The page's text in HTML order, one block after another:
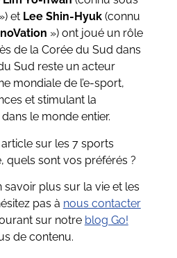
et Lee Shin-Hyuk(connu
») ont joué un rôle
de la Corée du Sud dans
Sud reste un acteur
mondiale de l’e-sport,
et stimulant la
le monde entier.
sur les 7 sports
quels sont vos préférés ?
savoir plus sur la vie et les
pas à nous contacter
sur notre blog Go!
de contenu.